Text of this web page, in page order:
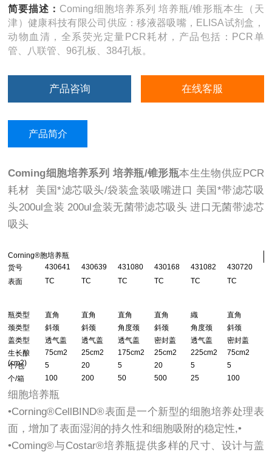
简要描述： Coming细胞培养系列 培养瓶/锥形瓶本生（天
津）健康科技有限公司供应：移液器吸嘴，ELISA试剂盒，
动物血清，全系荧光定量PCR耗材，产品包括：PCR单
管、八联管、96孔板、384孔板。
产品咨询 在线客服
产品简介
Coming细胞培养系列 培养瓶/锥形瓶本生生物供应PCR
耗材 美国*滤芯吸头/袋装盒装吸嘴进口 美国*带滤芯吸
头200ul盒装 200ul盒装无菌带滤芯吸头 进口无菌带滤芯
吸头
Corning®胞培养瓶
货号
430641 430639 431080 430168 431082
430720
表面
TC TC TC TC TC TC
瓶类型 直角 直角 直角 直角 織
直角
颈类型
斜颈 斜颈 角度颈 斜颈 角度颈
斜颈
盖类型
透气盖 透气盖 透气盖 密封盖 透气盖
密封盖
生长酿
(cm2)
75cm2 25cm2 175cm2 25cm2 225cm2 75cm2
个/包 5 20 5 20 5
5
个/箱 100 200 50 500 25 100
细胞培养瓶
•Corning®CellBIND®表面是一个新型的细胞培养处理表
面，增加了表面湿润的持久性和细胞吸附的稳定性,•
•Coming®与Costar®培养瓶提供多样的尺寸、设计与盖